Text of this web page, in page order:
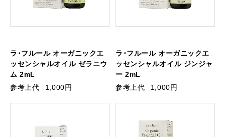
ラ･フルール オーガニックエ
ッセンシャルオイル ゼラニウ
ム 2mL
参考上代
1,000円
ラ･フルール オーガニックエ
ッセンシャルオイル ジンジャ
ー 2mL
参考上代
1,000円